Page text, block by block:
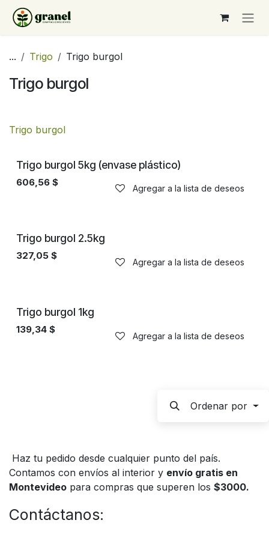
Ir al contenido
... Trigo Trigo burgol
Trigo burgol
Trigo burgol
Trigo burgol 5kg (envase plástico)
606,56 $
Agregar a la lista de deseos
Trigo burgol 2.5kg
327,05 $
Agregar a la lista de deseos
Trigo burgol 1kg
139,34 $
Agregar a la lista de deseos
Ordenar por
Haz tu pedido desde cualquier punto del país.
Contamos con envíos al interior y envío gratis en
Montevideo para compras que superen los $3000.
Contáctanos: